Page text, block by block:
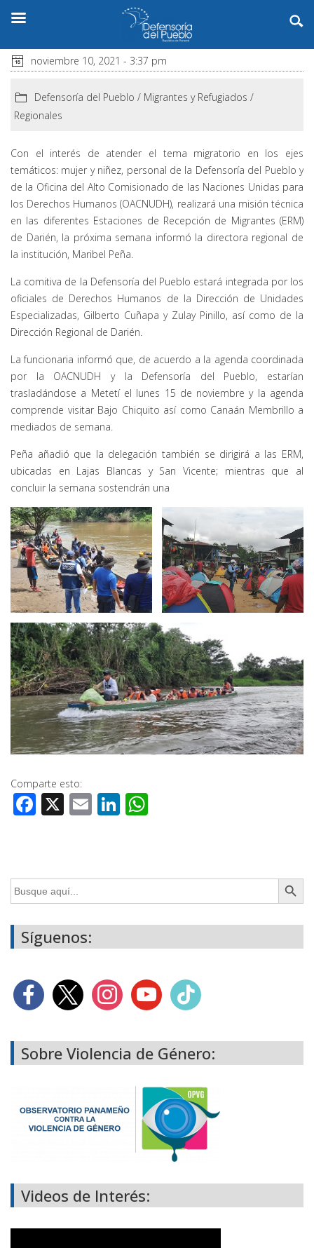
noviembre 10, 2021 - 3:37 pm
Defensoría del Pueblo / Migrantes y Refugiados /
Regionales
Con el interés de atender el tema migratorio en los ejes
temáticos: mujer y niñez, personal de la Defensoría del Pueblo y
de la Oficina del Alto Comisionado de las Naciones Unidas para
los Derechos Humanos (OACNUDH), realizará una misión técnica
en las diferentes Estaciones de Recepción de Migrantes (ERM)
de Darién, la próxima semana informó la directora regional de
la institución, Maribel Peña.
La comitiva de la Defensoría del Pueblo estará integrada por los
oficiales de Derechos Humanos de la Dirección de Unidades
Especializadas, Gilberto Cuñapa y Zulay Pinillo, así como de la
Dirección Regional de Darién.
La funcionaria informó que, de acuerdo a la agenda coordinada
por la OACNUDH y la Defensoría del Pueblo, estarían
trasladándose a Metetí el lunes 15 de noviembre y la agenda
comprende visitar Bajo Chiquito así como Canaán Membrillo a
mediados de semana.
Peña añadió que la delegación también se dirigirá a las ERM,
ubicadas en Lajas Blancas y San Vicente; mientras que al
concluir la semana sostendrán una
Comparte esto:
Facebook
X EmailLinkedIn
Buscar: Botón de
Síguenos:
Sobre Violencia de Género:
Videos de Interés: